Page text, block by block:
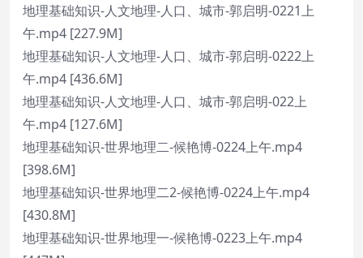
地理基础知识-人文地理-人口、城市-郭启明-0221上
午.mp4 [227.9M]
地理基础知识-人文地理-人口、城市-郭启明-0222上
午.mp4 [436.6M]
地理基础知识-人文地理-人口、城市-郭启明-022上
午.mp4 [127.6M]
地理基础知识-世界地理二-候艳博-0224上午.mp4
[398.6M]
地理基础知识-世界地理二2-候艳博-0224上午.mp4
[430.8M]
地理基础知识-世界地理一-候艳博-0223上午.mp4